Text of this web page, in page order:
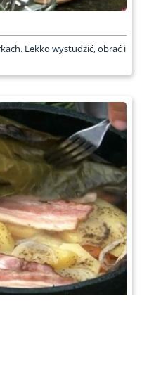
Lekko wystudzić, obrać i